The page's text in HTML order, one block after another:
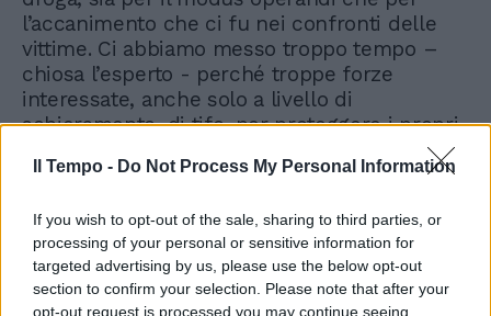
Il Tempo - Do Not Process My Personal Information
If you wish to opt-out of the sale, sharing to third parties, or
processing of your personal or sensitive information for
targeted advertising by us, please use the below opt-out
section to confirm your selection. Please note that after your
opt-out request is processed you may continue seeing
l’accanimento che ci fu nei confronti delle
vittime. Ci abbiamo messo troppo tempo –
chiosa l’esperto - perché troppe forze
interessate, anche solo a livello di
schieramento, di tifo, per proteggere i propri
amici e consulenti che avevano commesso
dei grossi errori, si erano schierate contro”.